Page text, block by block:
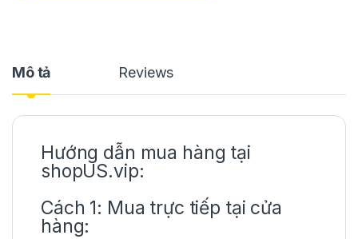
Mô tả Reviews
Hướng dẫn mua hàng tại
shopUS.vip:
Cách 1: Mua trực tiếp tại cửa
hàng: